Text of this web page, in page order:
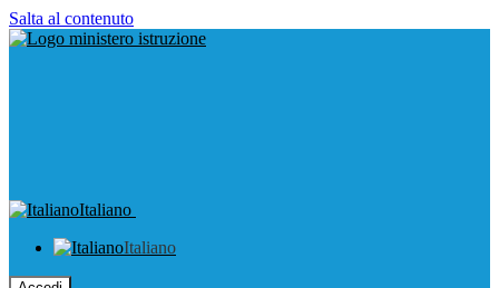
Salta al contenuto
Italiano
Italiano